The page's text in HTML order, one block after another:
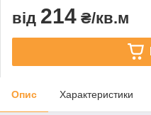
від 214 ₴/кв.м
Опис Характеристики